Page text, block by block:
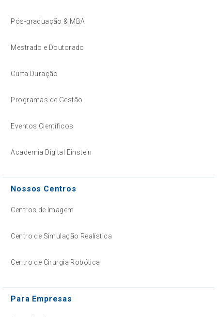
Pós-graduação & MBA
Mestrado e Doutorado
Curta Duração
Programas de Gestão
Eventos Científicos
Academia Digital Einstein
Nossos Centros
Centros de Imagem
Centro de Simulação Realística
Centro de Cirurgia Robótica
Para Empresas